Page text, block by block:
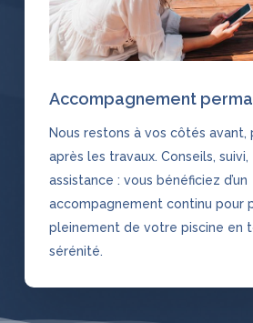
Accompagnement
Nous restons à vos côtés
après les travaux. Conseils,
assistance : vous bénéficiez d’un
accompagnement continu pour
pleinement de votre piscine en
sérénité.